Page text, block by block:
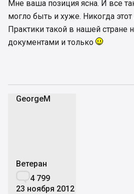
Мне ваша позиция ясна. И все
могло быть и хуже. Никогда этот
Практики такой в нашей стране
документами и только
GeorgeM
Ветеран
4 799
23 ноября 2012